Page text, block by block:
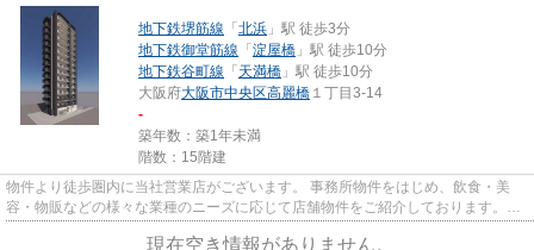
地下鉄堺筋線 「北浜 」駅 徒歩3分
地下鉄御堂筋線 「淀屋橋 」駅 徒歩10分
地下鉄谷町線 「天満橋 」駅 徒歩10分
大阪府大阪市中央区高麗橋 １丁目3-14
-
築年数：築1年未満
階数：15階建
物件より徒歩圏内に当社営業店がございます。 事務所物件をはじめ、飲食・美
容・物販などの様々な業種のニーズに応じて店舗物件をご紹介しております。
尚、弊社ではおとり広告は一切...
現在空き情報がありません。